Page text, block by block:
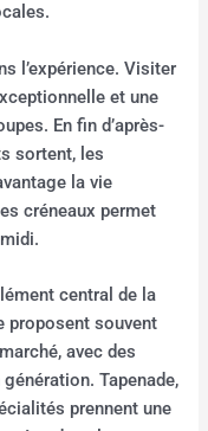
l’expérience. Visiter
et une
En fin d’après-
sortent, les
la vie
créneaux permet
central de la
proposent souvent
avec des
Tapenade,
prennent une